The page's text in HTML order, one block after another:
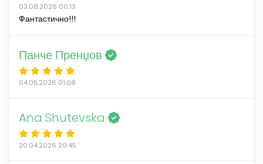
03.08.2026 00:13
Фантастично!!!
Панче Пренџов
04.05.2026 01:08
Ana Shutevska
20.04.2026 20:45